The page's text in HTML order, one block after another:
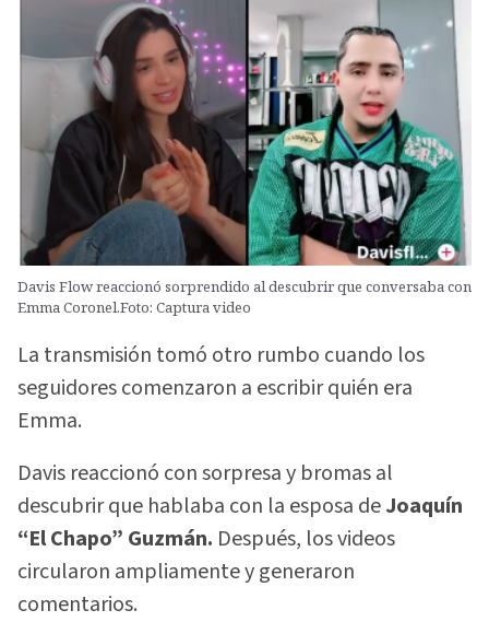
Davis Flow reaccionó sorprendido al descubrir que conversaba con
Emma Coronel.Foto: Captura video
La transmisión tomó otro rumbo cuando los
seguidores comenzaron a escribir quién era
Emma.
Davis reaccionó con sorpresa y bromas al
descubrir que hablaba con la esposa deJoaquín
“El Chapo” Guzmán. Después, los videos
circularon ampliamente y generaron
comentarios.